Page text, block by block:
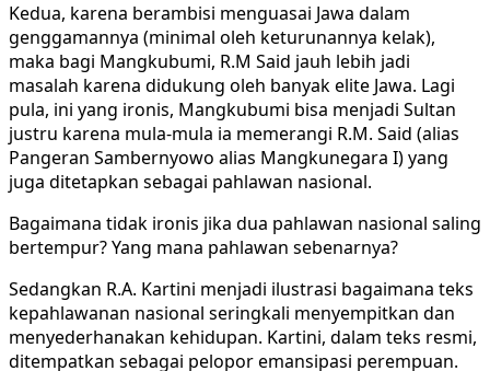
Kedua, karena berambisi menguasai Jawa dalam
genggamannya (minimal oleh keturunannya kelak),
maka bagi Mangkubumi, R.M Said jauh lebih jadi
masalah karena didukung oleh banyak elite Jawa. Lagi
pula, ini yang ironis, Mangkubumi bisa menjadi Sultan
justru karena mula-mula ia memerangi R.M. Said (alias
Pangeran Sambernyowo alias Mangkunegara I) yang
juga ditetapkan sebagai pahlawan nasional.
Bagaimana tidak ironis jika dua pahlawan nasional saling
bertempur? Yang mana pahlawan sebenarnya?
Sedangkan R.A. Kartini menjadi ilustrasi bagaimana teks
kepahlawanan nasional seringkali menyempitkan dan
menyederhanakan kehidupan. Kartini, dalam teks resmi,
ditempatkan sebagai pelopor emansipasi perempuan.